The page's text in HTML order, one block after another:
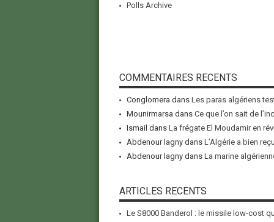
Polls Archive
COMMENTAIRES RECENTS
Conglomera dans Les paras algériens
Mounirmarsa dans Ce que l’on sait de
Ismail dans La frégate El Moudamir en
Abdenour lagnydans L’Algérie a bien
Abdenour lagnydans La marine
ARTICLES RECENTS
Le S8000 Banderol : le missile low-cost